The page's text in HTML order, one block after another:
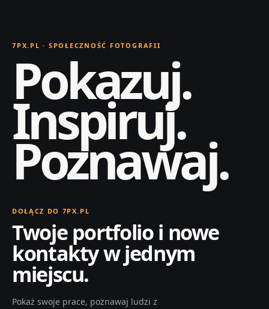
7PX.PL · SPOŁECZNOŚĆ FOTOGRAFII
Pokazuj.
Inspiruj.
Poznawaj.
DOŁĄCZ DO 7PX.PL
Twoje portfolio i nowe
kontakty w jednym
miejscu.
Pokaż swoje prace, poznawaj ludzi z